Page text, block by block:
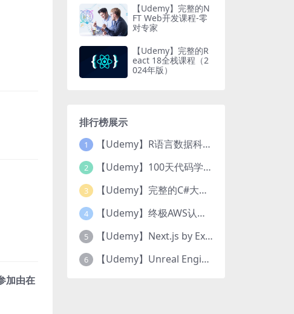
加由在
【Udemy】完整的N
FT Web开发课程-零
对专家
【Udemy】完整的R
eact 18全栈课程（2
024年版）
排行榜展示
1 【Udemy】R语言数据科学和机器学习训练营
2 【Udemy】100天代码学习：完整的Python Pro训练课程
3 【Udemy】完整的C#大师级（ Complete C# Masterclass）
4 【Udemy】终极AWS认证云从业者CLF-C02
5 【Udemy】Next.js by Example
6 【Udemy】Unreal Engine 5 C++ Developer: Learn C++ & Make Video Games